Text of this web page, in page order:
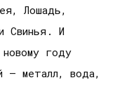
Лошадь,
Свинья. И
году
— металл, вода,